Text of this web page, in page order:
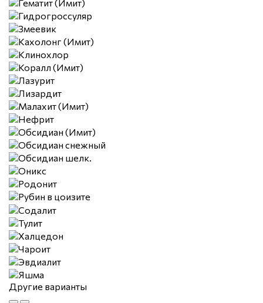
Другие варианты